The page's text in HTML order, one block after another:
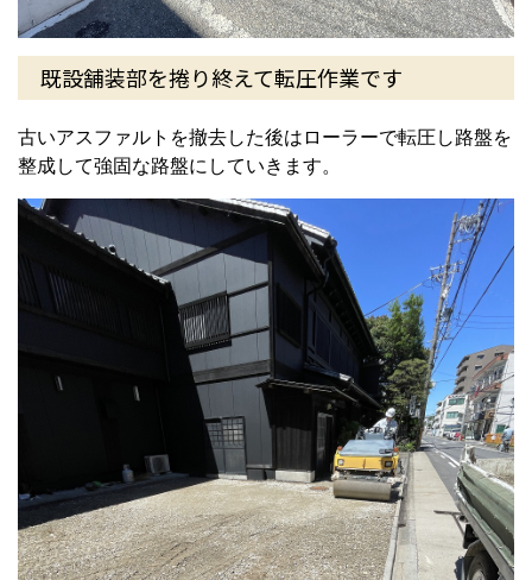
既設舗装部を捲り終えて転圧作業です
古いアスファルトを撤去した後はローラーで転圧し路盤を
整成して強固な路盤にしていきます。